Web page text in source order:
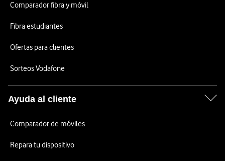
Comparador fibra y móvil
Fibra estudiantes
Ofertas para clientes
Sorteos Vodafone
Ayuda al cliente
Comparador de móviles
Repara tu dispositivo